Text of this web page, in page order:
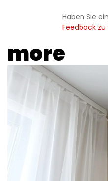
Haben Sie
Feedback zu
more